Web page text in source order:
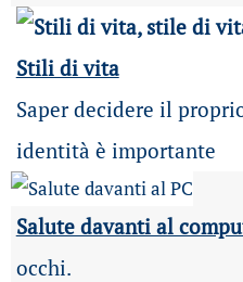
Stili di vita
Saper decidere il
identità è importante
Salute davanti al
occhi.